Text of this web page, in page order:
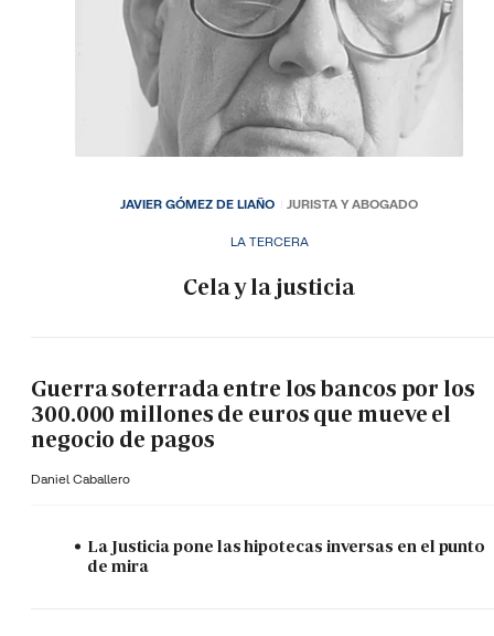
LA TERCERA
Cela y la justicia
JAVIER GÓMEZ DE LIAÑO JURISTA Y ABOGADO
Guerra soterrada entre los bancos por los
300.000 millones de euros que mueve el
negocio de pagos
Daniel Caballero
La Justicia pone las hipotecas inversas en el punto
de mira